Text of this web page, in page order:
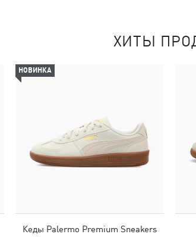
ХИТЫ
НОВИНКА
Кеды Palermo Premium Sneakers